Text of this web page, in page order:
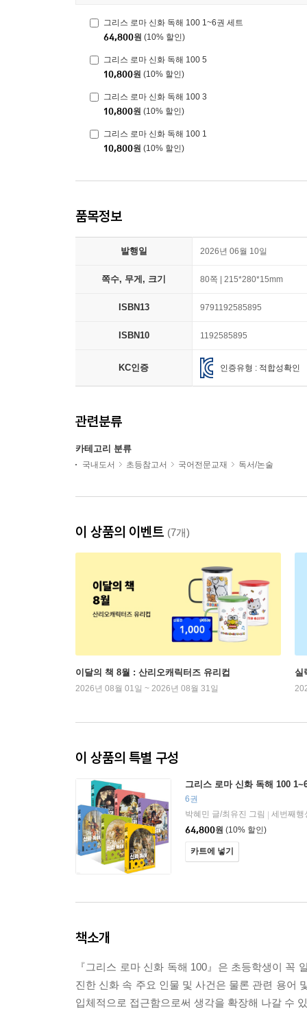
그리스 로마 신화 독해 100 1~6권 세트
64,800원 (10% 할인)
그리스 로마 신화 독해 100 5
10,800원 (10% 할인)
그리스 로마 신화 독해 100 3
10,800원 (10% 할인)
그리스 로마 신화 독해 100 1
10,800원 (10% 할인)
품목정보
발행일 2026년 06월 10일
쪽수, 무게, 크기 80쪽 | 215*280*15mm
ISBN13 9791192585895
ISBN10 1192585895
KC인증 인증유형 : 적합성확인
관련분류
카테고리 분류
국내도서 초등참고서 국어전문교재 독서/논술
이 상품의 이벤트 (7개)
이달의 책 8월 : 산리오캐릭터즈 유리컵
2026년 08월 01일 ~ 2026년 08월 31일
실
이 상품의 특별 구성
그리스 로마 신화 독해 100
6권
박혜민 글/최유진 그림
세번째행
64,800원 (10% 할인)
카트에 넣기
책소개
『그리스 로마 신화 독해 100』은 초등학생이 꼭
진한 신화 속 주요 인물 및 사건은 물론 관련 용어
입체적으로 접근함으로써 생각을 확장해 나갈 수